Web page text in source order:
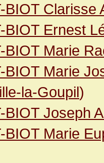
BIOT Clarisse
BIOT Ernest
BIOT Marie
BIOT Marie
la-Goupil)
BIOT Joseph
BIOT Marie